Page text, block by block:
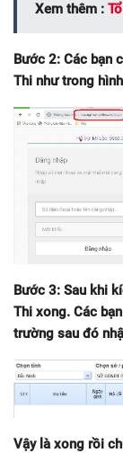
Xem thêm :
Bước 2: Các bạn
Thi như trong hình
Bước 3: Sau khi
Thi xong. Các
trường sau đó
Vậy là xong rồi